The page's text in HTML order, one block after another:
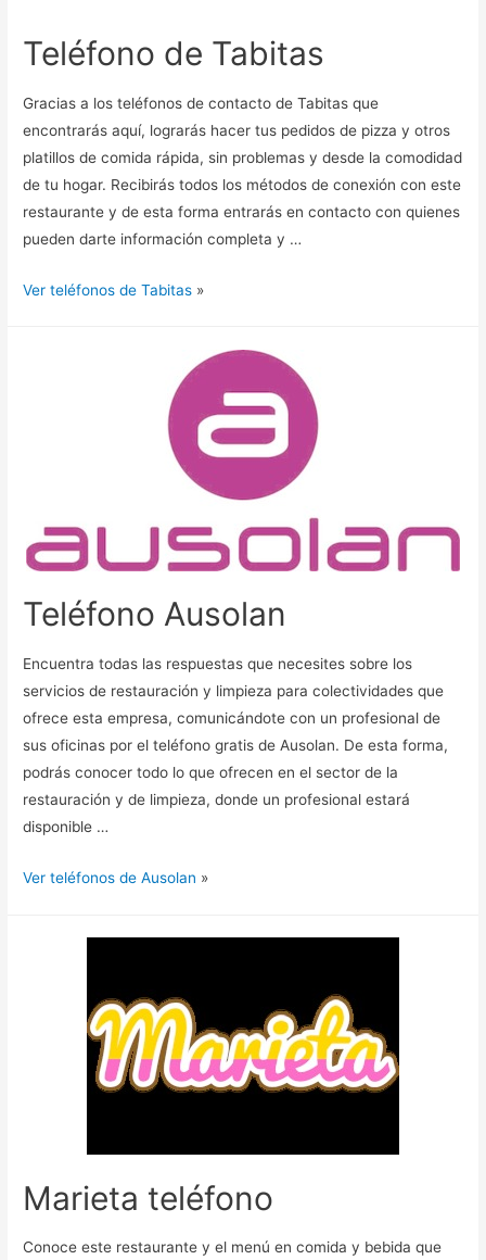
Teléfono de Tabitas
Gracias a los teléfonos de contacto de Tabitas que
encontrarás aquí, lograrás hacer tus pedidos de pizza y otros
platillos de comida rápida, sin problemas y desde la comodidad
de tu hogar. Recibirás todos los métodos de conexión con este
restaurante y de esta forma entrarás en contacto con quienes
pueden darte información completa y …
Ver teléfonos de Tabitas »
Teléfono Ausolan
Encuentra todas las respuestas que necesites sobre los
servicios de restauración y limpieza para colectividades que
ofrece esta empresa, comunicándote con un profesional de
sus oficinas por el teléfono gratis de Ausolan. De esta forma,
podrás conocer todo lo que ofrecen en el sector de la
restauración y de limpieza, donde un profesional estará
disponible …
Ver teléfonos de Ausolan »
Marieta teléfono
Conoce este restaurante y el menú en comida y bebida que